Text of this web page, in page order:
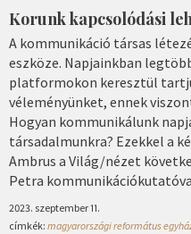
Korunk kapcsolódási
A kommunikáció társas
eszköze. Napjainkban
platformokon keresztül
véleményünket, ennek
Hogyan kommunikálunk
társadalmunkra? Ezekkel a
Ambrus a Világ/nézet
Petra
2023. szeptember 11.
címkék: magyarországi református